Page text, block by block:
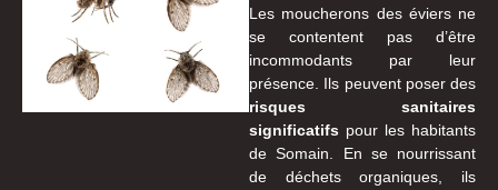
Les moucherons des éviers ne
se contentent pas d’être
incommodants par leur
présence. Ils peuvent poser des
risques sanitaires
significatifs pour les habitants
de Somain. En se nourrissant
de déchets organiques, ils